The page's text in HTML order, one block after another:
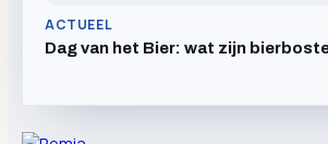
ACTUEEL
Dag van het Bier: wat zijn